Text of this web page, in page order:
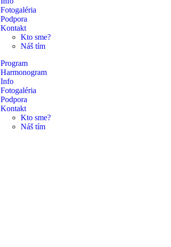
Fotogaléria
Podpora
Kontakt
Kto sme?
Náš tím
Program
Harmonogram
Info
Fotogaléria
Podpora
Kontakt
Kto sme?
Náš tím